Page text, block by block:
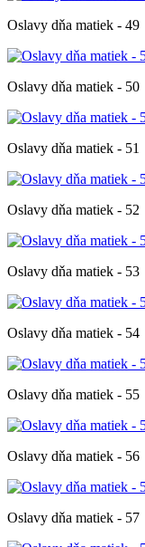
Oslavy dňa matiek - 49
Oslavy dňa matiek - 50
Oslavy dňa matiek - 51
Oslavy dňa matiek - 52
Oslavy dňa matiek - 53
Oslavy dňa matiek - 54
Oslavy dňa matiek - 55
Oslavy dňa matiek - 56
Oslavy dňa matiek - 57